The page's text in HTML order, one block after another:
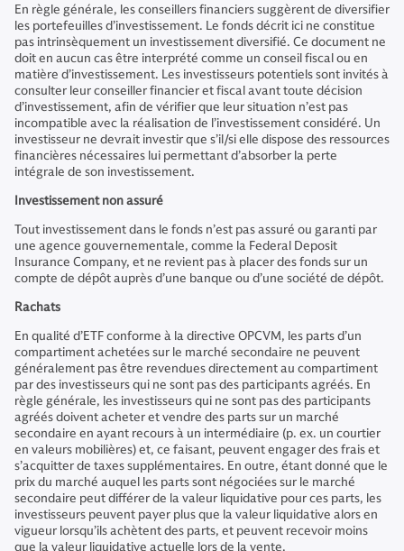
En règle générale, les conseillers financiers suggèrent de diversifier
les portefeuilles d’investissement. Le fonds décrit ici ne constitue
pas intrinsèquement un investissement diversifié. Ce document ne
doit en aucun cas être interprété comme un conseil fiscal ou en
matière d’investissement. Les investisseurs potentiels sont invités à
consulter leur conseiller financier et fiscal avant toute décision
d’investissement, afin de vérifier que leur situation n’est pas
incompatible avec la réalisation de l’investissement considéré. Un
investisseur ne devrait investir que s’il/si elle dispose des ressources
financières nécessaires lui permettant d’absorber la perte
intégrale de son investissement.
Investissement non assuré
Tout investissement dans le fonds n’est pas assuré ou garanti par
une agence gouvernementale, comme la Federal Deposit
Insurance Company, et ne revient pas à placer des fonds sur un
compte de dépôt auprès d’une banque ou d’une société de dépôt.
Rachats
En qualité d’ETF conforme à la directive OPCVM, les parts d’un
compartiment achetées sur le marché secondaire ne peuvent
généralement pas être revendues directement au compartiment
par des investisseurs qui ne sont pas des participants agréés. En
règle générale, les investisseurs qui ne sont pas des participants
agréés doivent acheter et vendre des parts sur un marché
secondaire en ayant recours à un intermédiaire (p. ex. un courtier
en valeurs mobilières) et, ce faisant, peuvent engager des frais et
s’acquitter de taxes supplémentaires. En outre, étant donné que le
prix du marché auquel les parts sont négociées sur le marché
secondaire peut différer de la valeur liquidative pour ces parts, les
investisseurs peuvent payer plus que la valeur liquidative alors en
vigueur lorsqu’ils achètent des parts, et peuvent recevoir moins
que la valeur liquidative actuelle lors de la vente.